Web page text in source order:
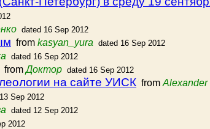
dated 16 Sep 2012
from kasyan_yura dated 16 Sep 2012
dated 16 Sep 2012
fromДоктор dated 16 Sep 2012
на сайте УИСК from
Sep 2012
dated 12 Sep 2012
2012